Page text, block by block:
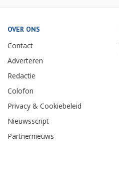
OVER ONS
Contact
Adverteren
Redactie
Colofon
Privacy & Cookiebeleid
Nieuwsscript
Partnernieuws